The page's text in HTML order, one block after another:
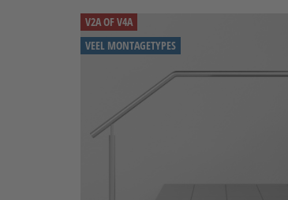
V2A OF V4A
VEEL MONTAGETYPES